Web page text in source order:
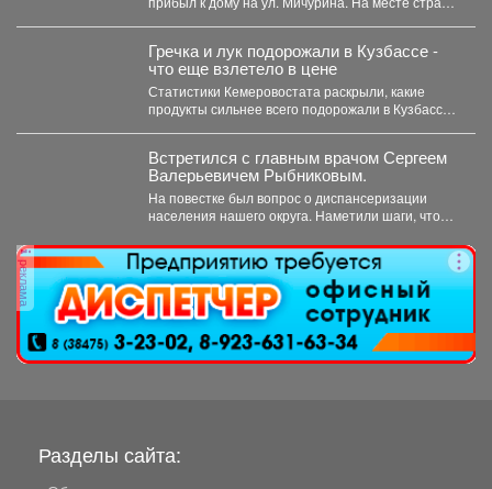
Гречка и лук подорожали в Кузбассе -
что еще взлетело в цене
Статистики Кемеровостата раскрыли, какие
продукты сильнее всего подорожали в Кузбассе
Встретился с главным врачом Сергеем
Валерьевичем Рыбниковым.
На повестке был вопрос о диспансеризации
населения нашего округа. Наметили шаги, чтобы
реклама
Разделы сайта: